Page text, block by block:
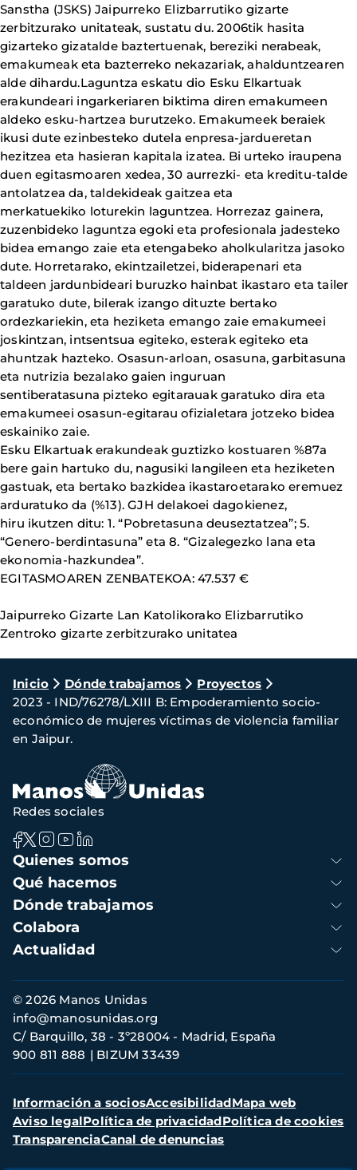
Sanstha (JSKS) Jaipurreko Elizbarrutiko gizarte
zerbitzurako unitateak, sustatu du. 2006tik hasita
gizarteko gizatalde baztertuenak, bereziki nerabeak,
emakumeak eta bazterreko nekazariak, ahalduntzearen
alde dihardu.Laguntza eskatu dio Esku Elkartuak
erakundeari ingarkeriaren biktima diren emakumeen
aldeko esku-hartzea burutzeko. Emakumeek beraiek
ikusi dute ezinbesteko dutela enpresa-jardueretan
hezitzea eta hasieran kapitala izatea. Bi urteko iraupena
duen egitasmoaren xedea, 30 aurrezki- eta kreditu-talde
antolatzea da, taldekideak gaitzea eta
merkatuekiko loturekin laguntzea. Horrezaz gainera,
zuzenbideko laguntza egoki eta profesionala jadesteko
bidea emango zaie eta etengabeko aholkularitza jasoko
dute. Horretarako, ekintzailetzei, biderapenari eta
taldeen jardunbideari buruzko hainbat ikastaro eta tailer
garatuko dute, bilerak izango dituzte bertako
ordezkariekin, eta heziketa emango zaie emakumeei
joskintzan, intsentsua egiteko, esterak egiteko eta
ahuntzak hazteko. Osasun-arloan, osasuna, garbitasuna
eta nutrizia bezalako gaien inguruan
sentiberatasuna pizteko egitarauak garatuko dira eta
emakumeei osasun-egitarau ofizialetara jotzeko bidea
eskainiko zaie.
Esku Elkartuak erakundeak guztizko kostuaren %87a
bere gain hartuko du, nagusiki langileen eta heziketen
gastuak, eta bertako bazkidea ikastaroetarako eremuez
arduratuko da (%13). GJH delakoei dagokienez,
hiru ikutzen ditu: 1. “Pobretasuna deuseztatzea”; 5.
“Genero-berdintasuna” eta 8. “Gizalegezko lana eta
ekonomia-hazkundea”.
EGITASMOAREN ZENBATEKOA: 47.537 €
Jaipurreko Gizarte Lan Katolikorako Elizbarrutiko
Zentroko gizarte zerbitzurako unitatea
Ruta
de
navegación
Inicio Dónde trabajamos
Proyectos
2023 - IND/76278/LXIII B: Empoderamiento socio-
económico de mujeres víctimas de violencia familiar
en Jaipur.
Navegación
principal
Quienes somos
Qué hacemos
Dónde trabajamos
Colabora
Actualidad
Redes sociales
Información
de
contacto
© 2026 Manos Unidas
C/ Barquillo, 38 - 3º28004 - Madrid, España
900 811 888
BIZUM 33439
info@manosunidas.org
Menú
secundario
Información a sociosAccesibilidadMapa web
Aviso legalPolítica de privacidadPolítica de cookies
TransparenciaCanal de denuncias